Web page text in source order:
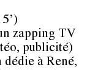
zapping TV
publicité)
à René,